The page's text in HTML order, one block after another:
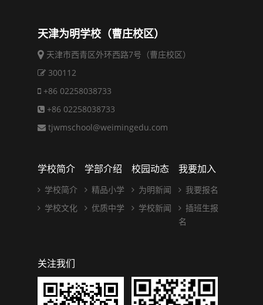
天津为明学校（曹庄校区）
天津市西青区外环西路7号（曹庄校区）
300112
+86 02258038733
+86 02258038733
tjwmschool@weimingedu.com
学校简介
学校简介
学校文化
学部介绍
精品小学
优质中学
校园动态
为明新闻
学校新闻
我要加入
我要报名
插班生报
名
关注我们